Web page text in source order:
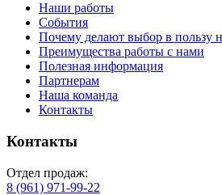
Наши работы
События
Почему делают выбор в пользу
Преимущества работы с нами
Полезная информация
Партнерам
Наша команда
Контакты
Контакты
Отдел продаж:
8 (961) 971-99-22